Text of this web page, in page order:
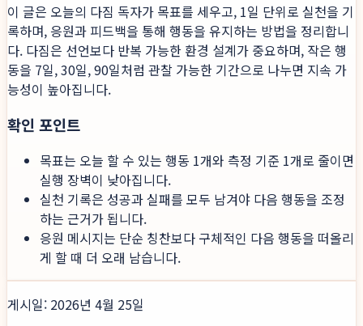
이 글은 오늘의 다짐 독자가 목표를 세우고, 1일 단위로 실천을 기
록하며, 응원과 피드백을 통해 행동을 유지하는 방법을 정리합니
다. 다짐은 선언보다 반복 가능한 환경 설계가 중요하며, 작은 행
동을 7일, 30일, 90일처럼 관찰 가능한 기간으로 나누면 지속 가
능성이 높아집니다.
확인 포인트
목표는 오늘 할 수 있는 행동 1개와 측정 기준 1개로 줄이면
실행 장벽이 낮아집니다.
실천 기록은 성공과 실패를 모두 남겨야 다음 행동을 조정
하는 근거가 됩니다.
응원 메시지는 단순 칭찬보다 구체적인 다음 행동을 떠올리
게 할 때 더 오래 남습니다.
게시일: 2026년 4월 25일